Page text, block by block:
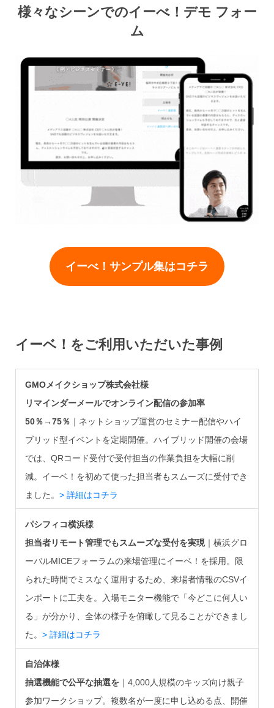
様々なシーンでのイーべ！デモ フォー
ム
イーべ！サンプル集はコチラ
イーベ！をご利用いただいた事例
GMOメイクショップ株式会社様
リマインダーメールでオンライン配信の参加率
50％→75％ ｜ネットショップ運営のセミナー配信やハイ
ブリッド型イベントを定期開催。ハイブリッド開催の会場
では、QRコード受付で受付担当の作業負担を大幅に削
減。イーベ！を初めて使った担当者もスムーズに受付でき
ました。 > 詳細はコチラ
パシフィコ横浜様
担当者リモート管理でもスムーズな受付を実現｜横浜グロ
ーバルMICEフォーラムの来場管理にイーベ！を採用。限
られた時間でミスなく運用するため、来場者情報のCSVイ
ンポートに工夫を。入場モニター機能で「今どこに何人い
る」が分かり、全体の様子を俯瞰して見ることができまし
た。 > 詳細はコチラ
自治体様
抽選機能で公平な抽選を｜4,000人規模のキッズ向け親子
参加ワークショップ。複数名が一度に申し込める点、開催